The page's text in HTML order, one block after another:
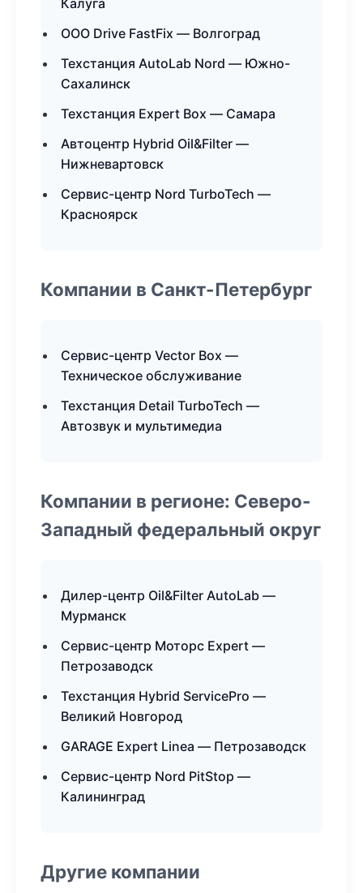
Калуга
ООО Drive FastFix — Волгоград
Техстанция AutoLab Nord — Южно-
Сахалинск
Техстанция Expert Box — Самара
Автоцентр Hybrid Oil&Filter —
Нижневартовск
Сервис-центр Nord TurboTech —
Красноярск
Компании в Санкт-Петербург
Сервис-центр Vector Box —
Техническое обслуживание
Техстанция Detail TurboTech —
Автозвук и мультимедиа
Компании в регионе: Северо-
Западный федеральный округ
Дилер-центр Oil&Filter AutoLab —
Мурманск
Сервис-центр Моторс Expert —
Петрозаводск
Техстанция Hybrid ServicePro —
Великий Новгород
GARAGE Expert Linea — Петрозаводск
Сервис-центр Nord PitStop —
Калининград
Другие компании